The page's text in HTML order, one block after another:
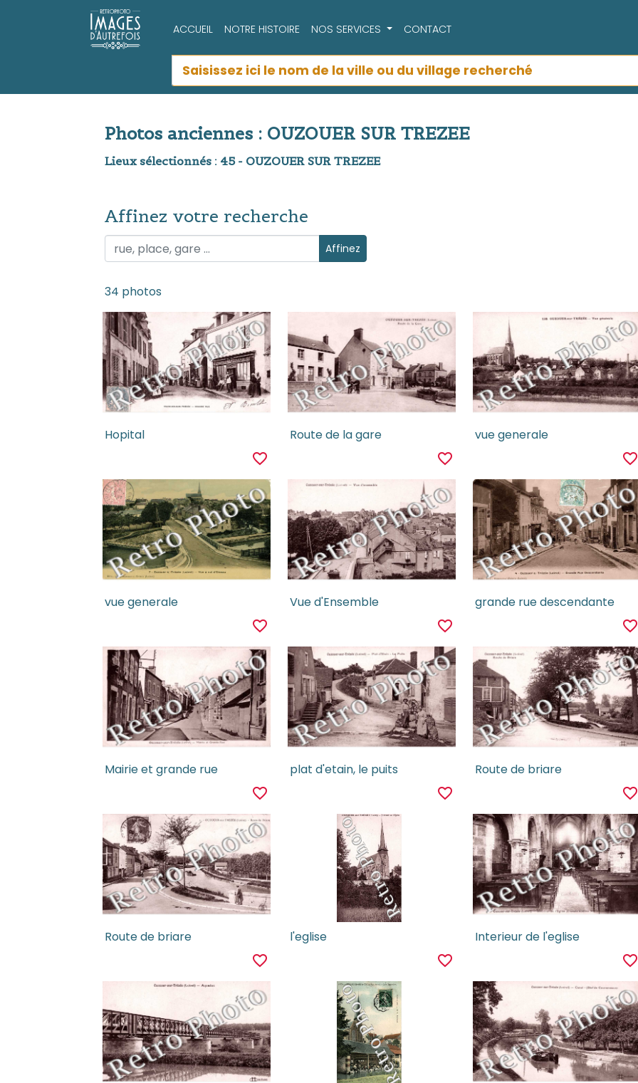
ACCUEIL NOTRE HISTOIRE NOS SERVICES CONTACT
Photos anciennes : OUZOUER SUR TREZEE
Lieux sélectionnés : 45 - OUZOUER SUR TREZEE
Affinez votre recherche
Affinez votre recherche Affinez
34 photos
Hopital
favorite_border
Route de la gare
favorite_border
vue generale
favorite_border
vue generale
favorite_border
Vue d'Ensemble
favorite_border
grande rue descendante
favorite_border
Mairie et grande rue
favorite_border
plat d'etain, le puits
favorite_border
Route de briare
favorite_border
Route de briare
favorite_border
l'eglise
favorite_border
Interieur de l'eglise
favorite_border